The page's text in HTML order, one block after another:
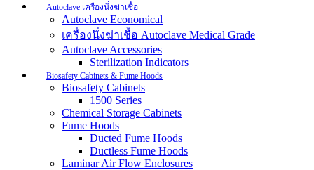
Autoclave เครื่องนึ่งฆ่าเชื้อ
Autoclave Economical
เครื่องนึ่งฆ่าเชื้อ Autoclave Medical Grade
Autoclave Accessories
Sterilization Indicators
Biosafety Cabinets & Fume Hoods
Biosafety Cabinets
1500 Series
Chemical Storage Cabinets
Fume Hoods
Ducted Fume Hoods
Ductless Fume Hoods
Laminar Air Flow Enclosures